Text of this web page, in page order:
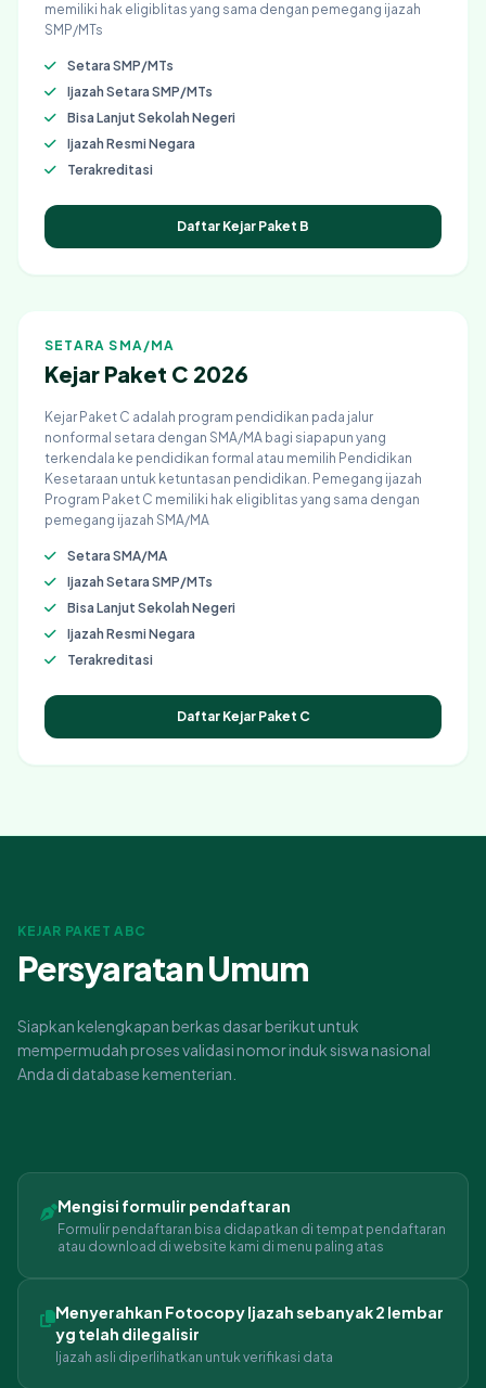
memiliki hak eligiblitas yang sama dengan pemegang ijazah
SMP/MTs
Setara SMP/MTs
Ijazah Setara SMP/MTs
Bisa Lanjut Sekolah Negeri
Ijazah Resmi Negara
Terakreditasi
Daftar Kejar Paket B
SETARA SMA/MA
Kejar Paket C 2026
Kejar Paket C adalah program pendidikan pada jalur
nonformal setara dengan SMA/MA bagi siapapun yang
terkendala ke pendidikan formal atau memilih Pendidikan
Kesetaraan untuk ketuntasan pendidikan. Pemegang ijazah
Program Paket C memiliki hak eligiblitas yang sama dengan
pemegang ijazah SMA/MA
Setara SMA/MA
Ijazah Setara SMP/MTs
Bisa Lanjut Sekolah Negeri
Ijazah Resmi Negara
Terakreditasi
Daftar Kejar Paket C
KEJAR PAKET ABC
Persyaratan Umum
Siapkan kelengkapan berkas dasar berikut untuk
mempermudah proses validasi nomor induk siswa nasional
Anda di database kementerian.
Mengisi formulir pendaftaran
Formulir pendaftaran bisa didapatkan di tempat pendaftaran
atau download di website kami di menu paling atas
Menyerahkan Fotocopy Ijazah sebanyak 2 lembar
yg telah dilegalisir
Ijazah asli diperlihatkan untuk verifikasi data